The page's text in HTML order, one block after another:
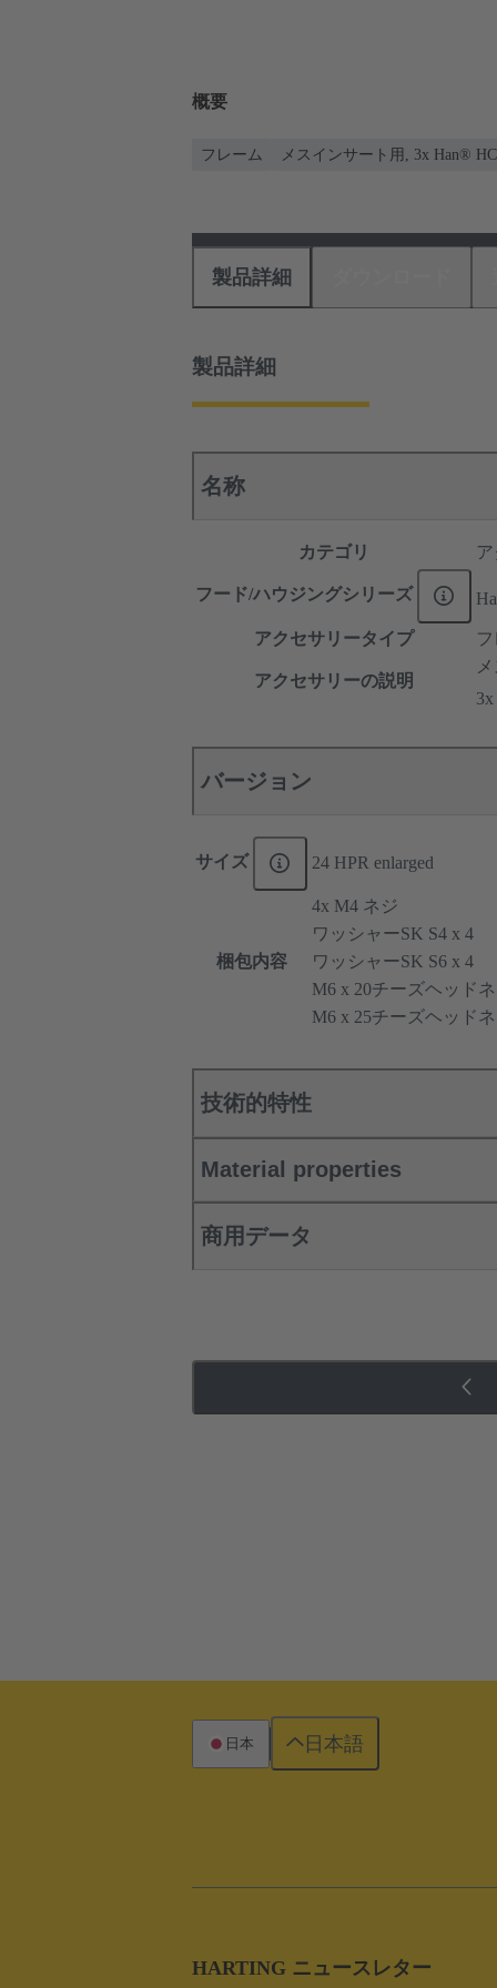
概要
フレーム メスインサート用, 3x Han®
製品詳細
製品詳細
名称
カテゴリ
フード/ハウジングシリーズ
アクセサリータイプ
アクセサリーの説明
3x
バージョン
サイズ 24 HPR enlarged
梱包内容
4x M4 ネジ
ワッシャーSK S4 x 4
ワッシャーSK S6 x 4
M6 x 20チーズヘッド
M6 x 25チーズヘッド
技術的特性
Material properties
商用データ
HARTING ニュースレター
日本 日本語